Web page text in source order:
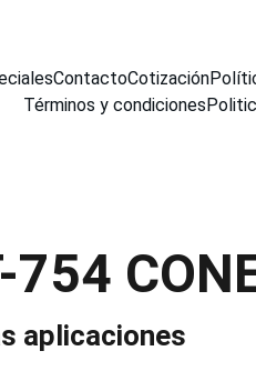
ContactoCotización
Términos y condiciones
754
aplicaciones